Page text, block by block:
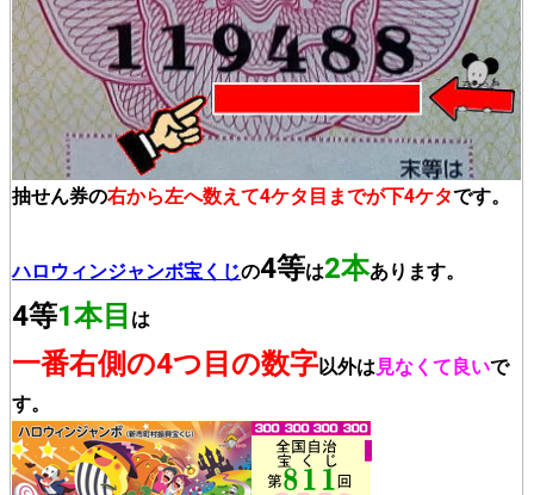
抽せん券の右から左へ数えて4ケタ目までが下4ケタです。
ハロウィンジャンボ宝くじの4等は2本あります。
4等1本目 は
一番右側の4つ目の数字以外は 見なくて良いで
す。